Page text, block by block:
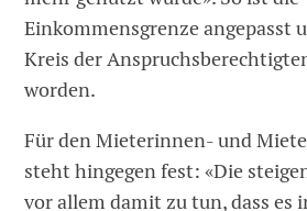
Einkommensgrenze angepasst
Kreis der
worden.
Für den Mieterinnen- und
steht hingegen fest: «Die
vor allem damit zu tun, dass es